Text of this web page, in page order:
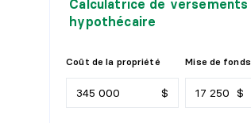
Calculatrice de versements
hypothécaire
Coût de la propriété
$
Mise de fonds
$